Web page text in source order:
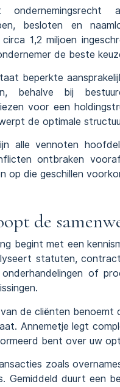
besloten en
1,2 miljoen
de beste
beperkte
behalve bij
voor een
de optimale
alle vennoten
ontbraken
op die geschillen
de
begint met een
statuten,
of
de cliënten benoemt
Annemetje legt
bent over uw
zoals
Gemiddeld duurt een